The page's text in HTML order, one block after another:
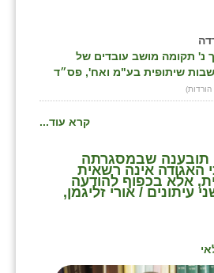
08-20 קוך נ' תקומה מושב עובדים של
שיתופית בע"מ ואח', פס״ד
קרא עוד...
שבמסגרתה
האגודה אינה רשאית
אלא בכפוף להודעה
עיתונים / אורי זליגמן,